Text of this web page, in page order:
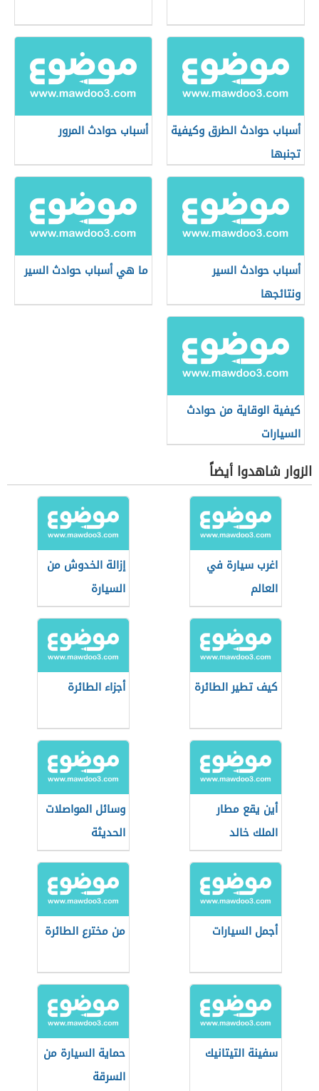
أسباب حوادث الطرق وكيفية
تجنبها
أسباب حوادث المرور
أسباب حوادث السير
ونتائجها
ما هي أسباب حوادث السير
كيفية الوقاية من حوادث
السيارات
الزوار شاهدوا أيضاً
اغرب سيارة في
العالم
إزالة الخدوش من
السيارة
كيف تطير الطائرة أجزاء الطائرة
أين يقع مطار
الملك خالد
وسائل المواصلات
الحديثة
أجمل السيارات من مخترع الطائرة
سفينة التيتانيك
حماية السيارة من
السرقة